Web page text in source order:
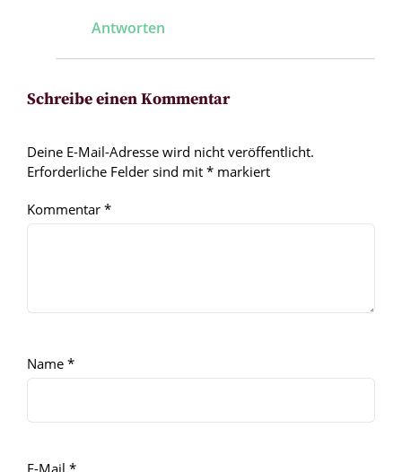
Antworten
Schreibe einen Kommentar
Deine E-Mail-Adresse wird nicht veröffentlicht.
Erforderliche Felder sind mit * markiert
Kommentar *
Name *